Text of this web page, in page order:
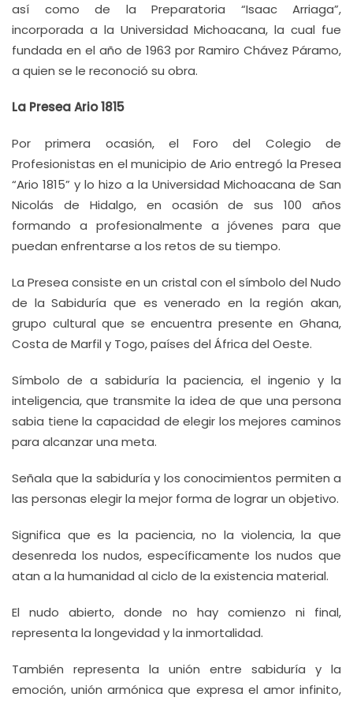
así como de la Preparatoria “Isaac Arriaga”,
incorporada a la Universidad Michoacana, la cual fue
fundada en el año de 1963 por Ramiro Chávez Páramo,
a quien se le reconoció su obra.
La Presea Ario 1815
Por primera ocasión, el Foro del Colegio de
Profesionistas en el municipio de Ario entregó la Presea
“Ario 1815” y lo hizo a la Universidad Michoacana de San
Nicolás de Hidalgo, en ocasión de sus 100 años
formando a profesionalmente a jóvenes para que
puedan enfrentarse a los retos de su tiempo.
La Presea consiste en un cristal con el símbolo del Nudo
de la Sabiduría que es venerado en la región akan,
grupo cultural que se encuentra presente en Ghana,
Costa de Marfil y Togo, países del África del Oeste.
Símbolo de a sabiduría la paciencia, el ingenio y la
inteligencia, que transmite la idea de que una persona
sabia tiene la capacidad de elegir los mejores caminos
para alcanzar una meta.
Señala que la sabiduría y los conocimientos permiten a
las personas elegir la mejor forma de lograr un objetivo.
Significa que es la paciencia, no la violencia, la que
desenreda los nudos, específicamente los nudos que
atan a la humanidad al ciclo de la existencia material.
El nudo abierto, donde no hay comienzo ni final,
representa la longevidad y la inmortalidad.
También representa la unión entre sabiduría y la
emoción, unión armónica que expresa el amor infinito,